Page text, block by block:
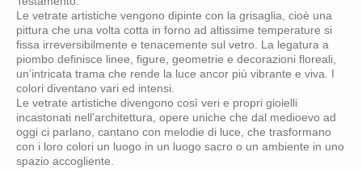
Le vetrate artistiche vengono dipinte con la grisaglia, cioè una
pittura che una volta cotta in forno ad altissime temperature si
fissa irreversibilmente e tenacemente sul vetro. La legatura a
piombo definisce linee, figure, geometrie e decorazioni floreali,
un’intricata trama che rende la luce ancor più vibrante e viva. I
colori diventano vari ed intensi.
Le vetrate artistiche divengono così veri e propri gioielli
incastonati nell’architettura, opere uniche che dal medioevo ad
oggi ci parlano, cantano con melodie di luce, che trasformano
con i loro colori un luogo in un luogo sacro o un ambiente in uno
spazio accogliente.